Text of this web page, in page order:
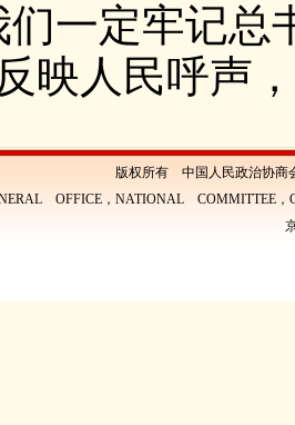
们一定牢记总
映人民呼声
版权所有 中国人民政治协商
OFFICE，NATIONAL COMMITTEE，